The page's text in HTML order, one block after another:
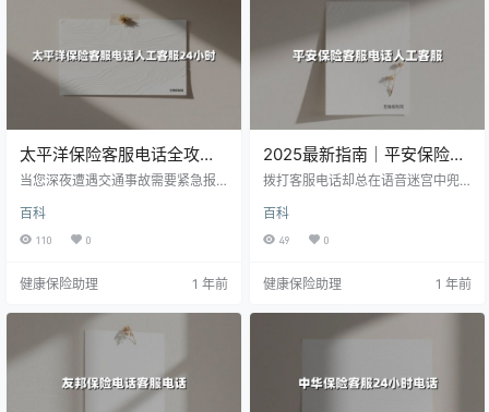
态，带您全面了解这个持续进化的
保险服务体系。
太平洋保险客服电话全攻
略：24小时人工服务，您的
当您深夜遭遇交通事故需要紧急报
付，太平洋保险的24小时人工客服
就像永不缺席的守护者。作为中国
专属通道和智能服务系统，构建起
络"。本文将通过实测体验，带您解
锁"全天候、零障碍"的保险服务通关
秘籍。
百科
110 0
健康保险助理 1 年前
2025最新指南｜平安保险客
服电话人工服务全攻略：这
拨打客服电话却总在语音迷宫中兜
新人工客服直达攻略，涵盖电话转
接技巧、分业务专线清单及智能服
手册助您30秒内接通真人客服（附7
百科
49 0
健康保险助理 1 年前